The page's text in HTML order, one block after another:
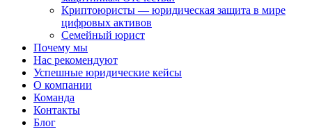
Криптоюристы — юридическая защита в мире
цифровых активов
Семейный юрист
Почему мы
Нас рекомендуют
Успешные юридические кейсы
О компании
Команда
Контакты
Блог